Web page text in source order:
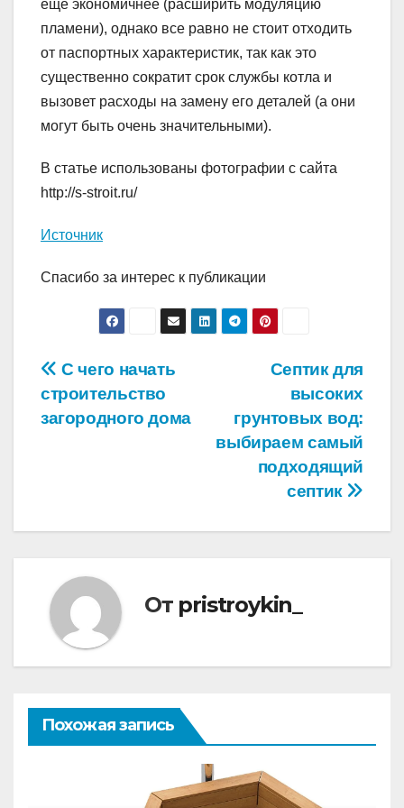
еще экономичнее (расширить модуляцию
пламени), однако все равно не стоит отходить
от паспортных характеристик, так как это
существенно сократит срок службы котла и
вызовет расходы на замену его деталей (а они
могут быть очень значительными).
В статье использованы фотографии с сайта
http://s-stroit.ru/
Источник
Спасибо за интерес к публикации
Навигация
по
Септик для
высоких
грунтовых вод:
выбираем самый
подходящий
септик
С чего начать
строительство
загородного дома
От pristroykin_
Похожая запись